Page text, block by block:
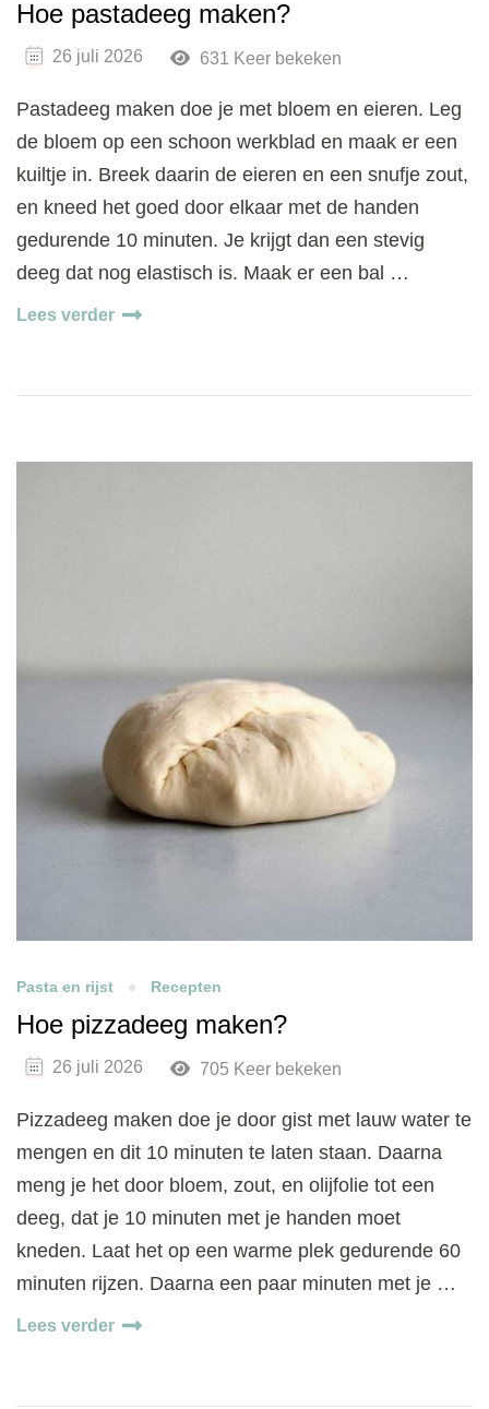
Hoe pastadeeg maken?
26 juli 2026 631 Keer bekeken
Pastadeeg maken doe je met bloem en eieren. Leg
de bloem op een schoon werkblad en maak er een
kuiltje in. Breek daarin de eieren en een snufje zout,
en kneed het goed door elkaar met de handen
gedurende 10 minuten. Je krijgt dan een stevig
deeg dat nog elastisch is. Maak er een bal …
Lees verder
Pasta en rijst Recepten
Hoe pizzadeeg maken?
26 juli 2026 705 Keer bekeken
Pizzadeeg maken doe je door gist met lauw water te
mengen en dit 10 minuten te laten staan. Daarna
meng je het door bloem, zout, en olijfolie tot een
deeg, dat je 10 minuten met je handen moet
kneden. Laat het op een warme plek gedurende 60
minuten rijzen. Daarna een paar minuten met je …
Lees verder